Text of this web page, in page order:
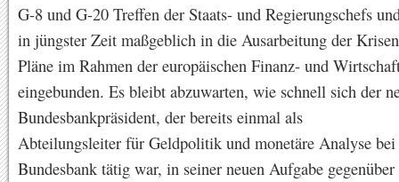
G-8 und G-20 Treffen der Staats- und Regierungschefs
in jüngster Zeit maßgeblich in die Ausarbeitung der
Pläne im Rahmen der europäischen Finanz- und
eingebunden. Es bleibt abzuwarten, wie schnell sich der
Bundesbankpräsident, der bereits einmal als
Abteilungsleiter für Geldpolitik und monetäre Analyse bei
Bundesbank tätig war, in seiner neuen Aufgabe